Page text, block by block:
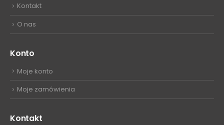
Kontakt
O nas
Konto
Moje konto
Moje zamówienia
Kontakt